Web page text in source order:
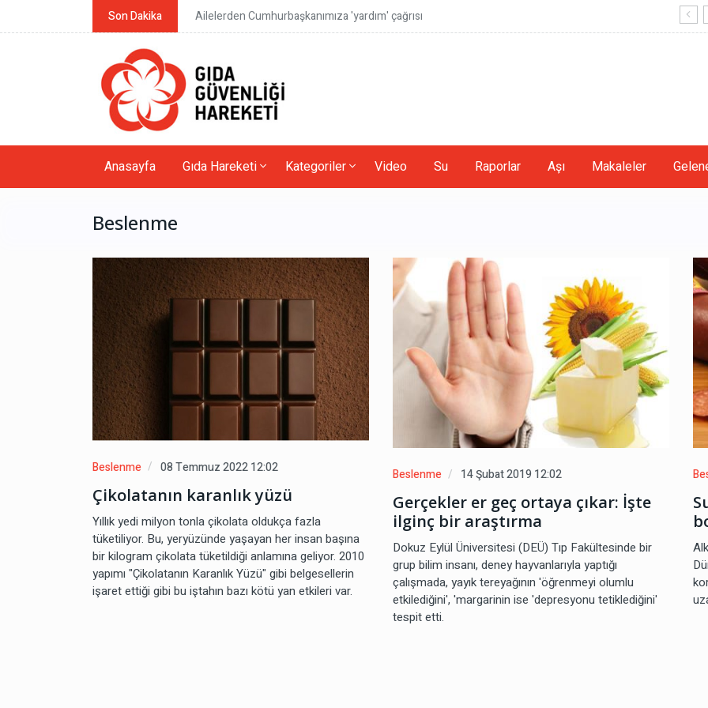
Son Dakika Ailelerden Cumhurbaşkanımıza 'yardım' çağrısı
Anasayfa Gıda Hareketi Kategoriler Video Su Raporlar Aşı Makaleler
Beslenme
Beslenme 08 Temmuz 2022 12:02
Çikolatanın karanlık yüzü
Yıllık yedi milyon tonla çikolata oldukça fazla
tüketiliyor. Bu, yeryüzünde yaşayan her insan başına
bir kilogram çikolata tüketildiği anlamına geliyor. 2010
yapımı "Çikolatanın Karanlık Yüzü" gibi belgesellerin
işaret ettiği gibi bu iştahın bazı kötü yan etkileri var.
Beslenme 14 Şubat 2019 12:02
Gerçekler er geç ortaya çıkar: İşte
ilginç bir araştırma
Dokuz Eylül Üniversitesi (DEÜ) Tıp Fakültesinde bir
grup bilim insanı, deney hayvanlarıyla yaptığı
çalışmada, yayık tereyağının 'öğrenmeyi olumlu
etkilediğini', 'margarinin ise 'depresyonu tetiklediğini'
tespit etti.